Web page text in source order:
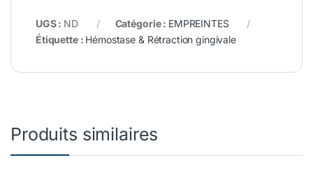
UGS : ND Catégorie : EMPREINTES
Étiquette : Hémostase & Rétraction gingivale
Produits similaires